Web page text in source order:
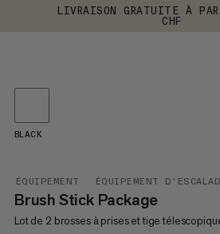
LIVRAISON GRATUITE À
CHF
ÉQUIPEMENT ÉQUIPEMENT
Brush Stick Package
Lot de 2 brosses à prises et tige
BLACK